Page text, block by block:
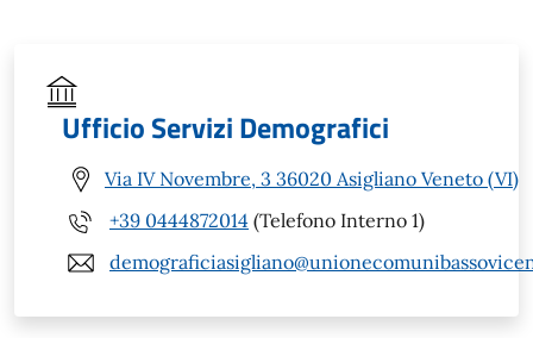
Ufficio Servizi Demografici
Via IV Novembre, 3 36020 Asigliano Veneto (VI)
+39 0444872014 (Telefono Interno 1)